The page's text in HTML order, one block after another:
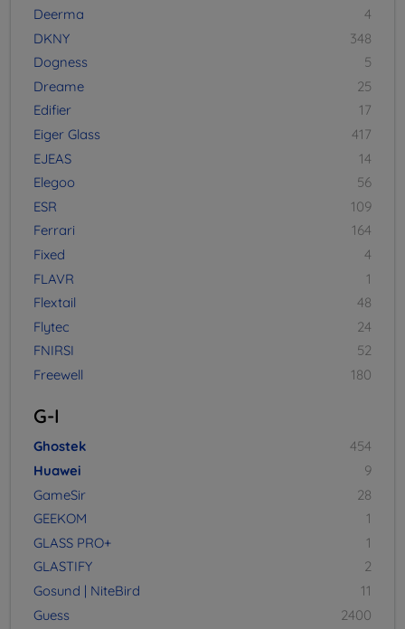
Deerma
4
DKNY
348
Dogness
5
Dreame
25
Edifier
17
Eiger Glass
417
EJEAS
14
Elegoo
56
ESR
109
Ferrari
164
Fixed
4
FLAVR
1
Flextail
48
Flytec
24
FNIRSI
52
Freewell
180
G-I
Ghostek
454
Huawei
9
GameSir
28
GEEKOM
1
GLASS PRO+
1
GLASTIFY
2
Gosund | NiteBird
11
Guess
2400